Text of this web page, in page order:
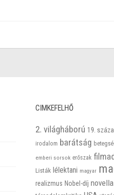
CIMKEFELHŐ
2. világháború 19.
irodalom barátság
emberi sorsok erőszak
Listák lélektani magyar
realizmus Nobel-díj novella